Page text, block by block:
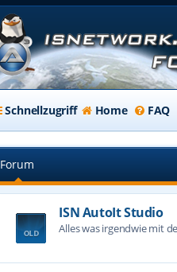
Schnellzugriff Home FAQ
Forum
ISN AutoIt Studio
Alles was irgendwie mit